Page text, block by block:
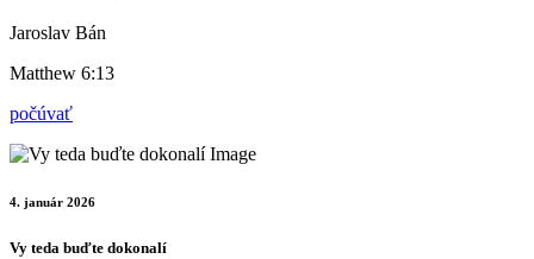
Jaroslav Bán
Matthew 6:13
počúvať
4. január 2026
Vy teda buďte dokonalí